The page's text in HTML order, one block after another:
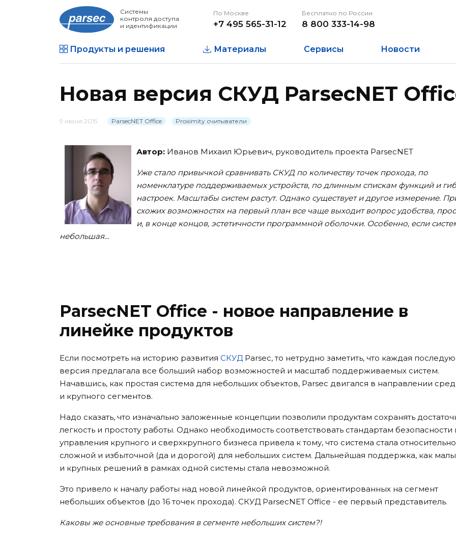
Системы
контроля доступа
и идентификации
По Москве
+7 495 565-31-12
Бесплатно по России
8 800 333-14-98
Продукты и решения Материалы Сервисы Новости
Новая версия СКУД ParsecNET
9 июня 2015 ParsecNET Office Proximity считыватели
Автор: Иванов Михаил Юрьевич, руководитель проекта ParsecNET
Уже стало привычкой сравнивать СКУД по количеству точек прохода, по
номенклатуре поддерживаемых устройств, по длинным спискам функций и
настроек. Масштабы систем растут. Однако существует и другое измерение.
схожих возможностях на первый план все чаще выходит вопрос удобства,
и, в конце концов, эстетичности программной оболочки. Особенно, если
небольшая…
ParsecNET Office - новое направление в
линейке продуктов
Если посмотреть на историю развития СКУД Parsec, то нетрудно заметить, что каждая
версия предлагала все больший набор возможностей и масштаб поддерживаемых систем.
Начавшись, как простая система для небольших объектов, Parsec двигался в направлении
и крупного сегментов.
Надо сказать, что изначально заложенные концепции позволили продуктам сохранять
легкость и простоту работы. Однако необходимость соответствовать стандартам безопасности
управления крупного и сверхкрупного бизнеса привела к тому, что система стала относительно
сложной и избыточной (да и дорогой) для небольших систем. Дальнейшая поддержка, как
и крупных решений в рамках одной системы стала невозможной.
Это привело к началу работы над новой линейкой продуктов, ориентированных на сегмент
небольших объектов (до 16 точек прохода). СКУД ParsecNET Office - ее первый представитель.
Каковы же основные требования в сегменте небольших систем?!